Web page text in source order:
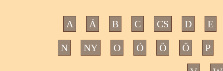
A Á B C CS D E
N NY O Ó Ö Ő P